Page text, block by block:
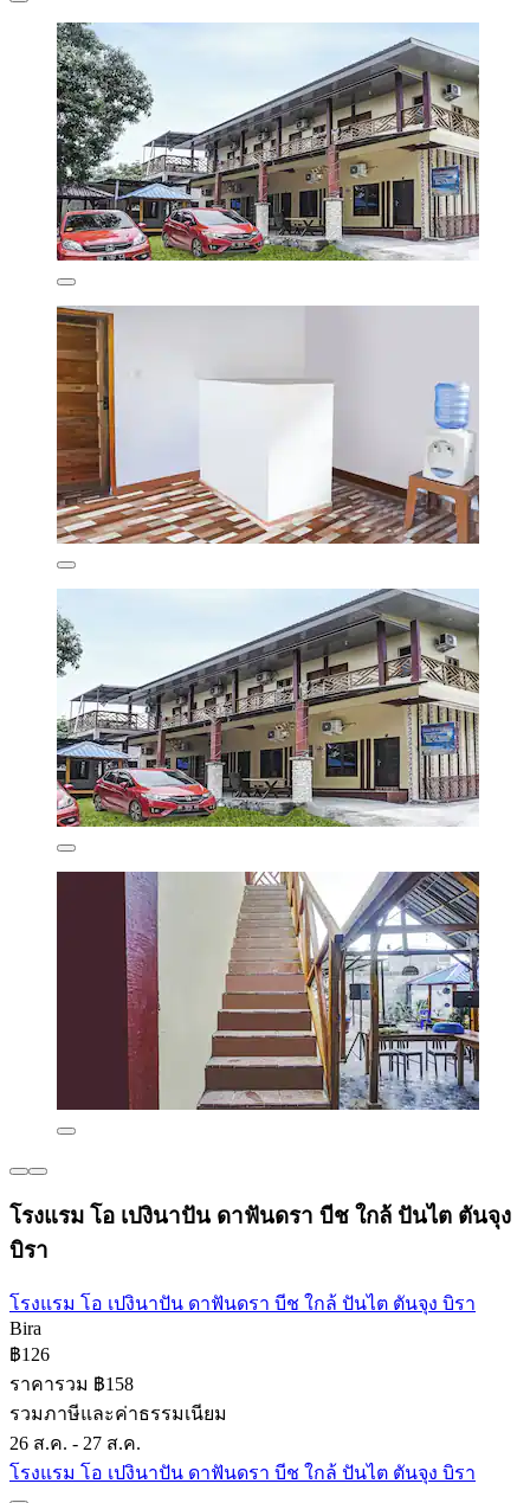
โรงแรม โอ เปงินาปัน ดาฟันดรา บีช ใกล้ ปันไต ตันจุง
บิรา
โรงแรม โอ เปงินาปัน ดาฟันดรา บีช ใกล้ ปันไต ตันจุง บิรา
Bira
฿126
ราคารวม ฿158
รวมภาษีและค่าธรรมเนียม
26 ส.ค. - 27 ส.ค.
โรงแรม โอ เปงินาปัน ดาฟันดรา บีช ใกล้ ปันไต ตันจุง บิรา